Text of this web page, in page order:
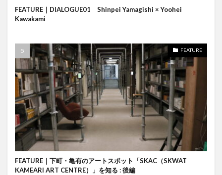
FEATURE｜DIALOGUE01 Shinpei Yamagishi × Yoohei
Kawakami
FEATURE
FEATURE｜下町・亀有のアートスポット「SKAC（SKWAT
KAMEARI ART CENTRE）」を知る : 後編